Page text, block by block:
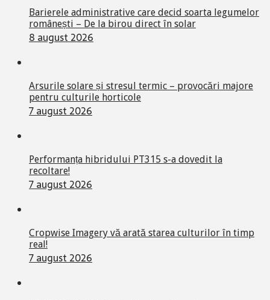
Barierele administrative care decid soarta legumelor
românești – De la birou direct în solar
8 august 2026
Arsurile solare și stresul termic – provocări majore
pentru culturile horticole
7 august 2026
Performanța hibridului PT315 s-a dovedit la
recoltare!
7 august 2026
Cropwise Imagery vă arată starea culturilor în timp
real!
7 august 2026